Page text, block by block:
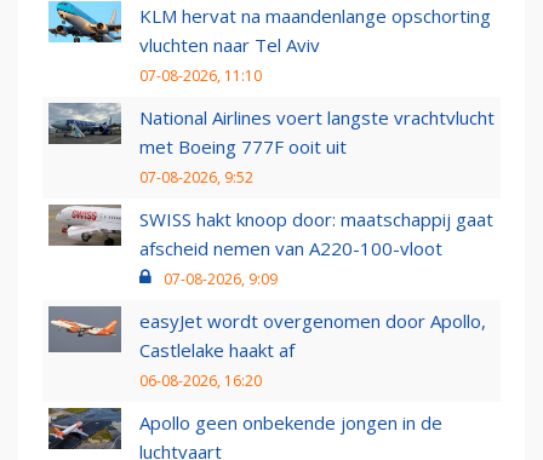
KLM hervat na maandenlange opschorting
vluchten naar Tel Aviv
07-08-2026, 11:10
National Airlines voert langste vrachtvlucht
met Boeing 777F ooit uit
07-08-2026, 9:52
SWISS hakt knoop door: maatschappij gaat
afscheid nemen van A220-100-vloot
07-08-2026, 9:09
easyJet wordt overgenomen door Apollo,
Castlelake haakt af
06-08-2026, 16:20
Apollo geen onbekende jongen in de
luchtvaart